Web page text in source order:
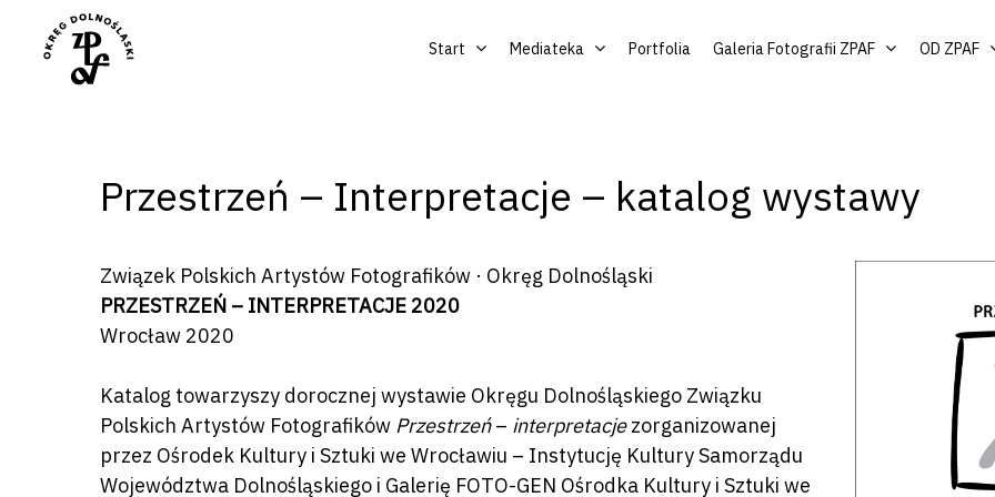
Start Mediateka Portfolia Galeria Fotografii ZPAF OD ZPAF
Przestrzeń – Interpretacje – katalog wystawy
Związek Polskich Artystów Fotografików · Okręg Dolnośląski
PRZESTRZEŃ – INTERPRETACJE 2020
Wrocław 2020
Katalog towarzyszy dorocznej wystawie Okręgu Dolnośląskiego Związku
Polskich Artystów Fotografików Przestrzeń– interpretacjezorganizowanej
przez Ośrodek Kultury i Sztuki we Wrocławiu – Instytucję Kultury Samorządu
Województwa Dolnośląskiego i Galerię FOTO-GEN Ośrodka Kultury i Sztuki we